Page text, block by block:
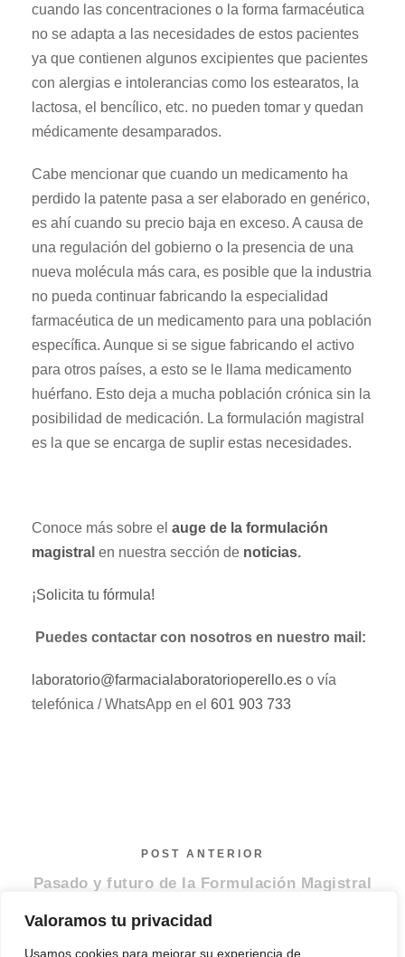
Valoramos tu privacidad
Usamos cookies para mejorar su experiencia de
cuando las concentraciones o la forma farmacéutica
no se adapta a las necesidades de estos pacientes
ya que contienen algunos excipientes que pacientes
con alergias e intolerancias como los estearatos, la
lactosa, el bencílico, etc. no pueden tomar y quedan
médicamente desamparados.
Cabe mencionar que cuando un medicamento ha
perdido la patente pasa a ser elaborado en genérico,
es ahí cuando su precio baja en exceso. A causa de
una regulación del gobierno o la presencia de una
nueva molécula más cara, es posible que la industria
no pueda continuar fabricando la especialidad
farmacéutica de un medicamento para una población
específica. Aunque si se sigue fabricando el activo
para otros países, a esto se le llama medicamento
huérfano. Esto deja a mucha población crónica sin la
posibilidad de medicación. La formulación magistral
es la que se encarga de suplir estas necesidades.
Conoce más sobre el auge de la formulación
magistra en nuestra sección de noticias.
¡Solicita tu fórmula!
Puedes contactar con nosotros en nuestro mail:
laboratorio@farmacialaboratorioperello.es o vía
telefónica / WhatsApp en el 601 903 733
POST ANTERIOR
Pasado y futuro de la Formulación Magistral